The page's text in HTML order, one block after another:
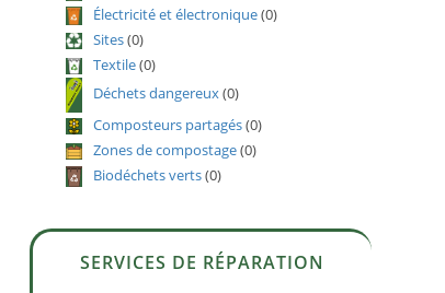
Électricité et électronique(0)
Sites(0)
Textile(0)
Déchets dangereux(0)
Composteurs partagés(0)
Zones de compostage(0)
Biodéchets verts(0)
SERVICES DE RÉPARATION